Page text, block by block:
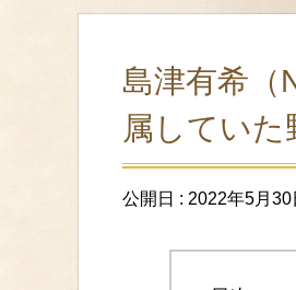
島津有希（
属していた
公開日 : 2022年5月30